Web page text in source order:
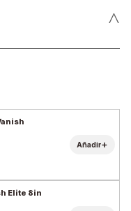
˄
Añadir+
Elite 8in